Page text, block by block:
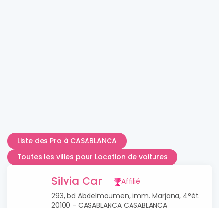
Liste des Pro à CASABLANCA
Toutes les villes pour Location de voitures
Silvia Car
Affilié
293, bd Abdelmoumen, imm. Marjana, 4°ét.
20100 - CASABLANCA CASABLANCA